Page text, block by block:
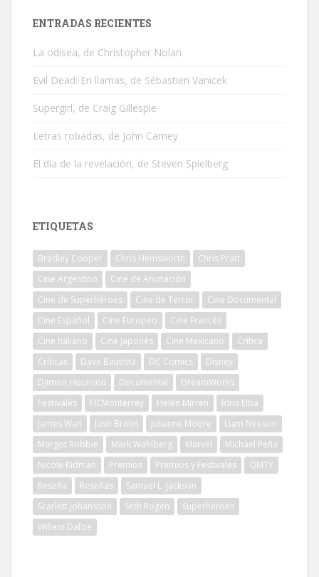
ENTRADAS RECIENTES
La odisea, de Christopher Nolan
Evil Dead: En llamas, de Sébastien Vanicek
Supergirl, de Craig Gillespie
Letras robadas, de John Carney
El día de la revelación, de Steven Spielberg
ETIQUETAS
Bradley Cooper Chris Hemsworth
Chris Pratt
Cine Argentino
Cine de Animación
Cine de Superhéroes
Cine de Terror
Cine Documental
Cine Español
Cine Europeo
Cine Francés
Cine Italiano
Cine Japonés Cine Mexicano
Crítica
Críticas
Dave Bautista DC Comics
Disney
Djimon Hounsou
Documental
DreamWorks
Festivales
FICMonterrey Helen Mirren
Idris Elba
James Wan
Josh Brolin Julianne Moore
Liam Neeson
Margot Robbie
Mark Wahlberg Marvel
Michael Peña
Nicole Kidman
Premios Premios y Festivales
QMTY
Reseña
Reseñas
Samuel L. Jackson
Scarlett Johansson
Seth Rogen
Superhéroes
Willem Dafoe